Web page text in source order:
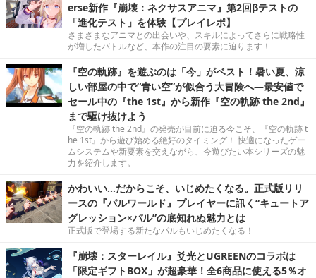
erse新作『崩壊：ネクサスアニマ』第2回βテストの
「進化テスト」を体験【プレイレポ】
さまざまなアニマとの出会いや、スキルによってさらに戦略性
が増したバトルなど、本作の注目の要素に迫ります！
『空の軌跡』を遊ぶのは「今」がベスト！暑い夏、涼
しい部屋の中で“青い空”が似合う大冒険へ―最安値で
セール中の『the 1st』から新作『空の軌跡 the 2nd』
まで駆け抜けよう
『空の軌跡 the 2nd』の発売が目前に迫る今こそ、『空の軌跡 t
he 1st』から遊び始める絶好のタイミング！ 快適になったゲー
ムシステムや新要素を交えながら、今遊びたい本シリーズの魅
力を紹介します。
かわいい…だからこそ、いじめたくなる。正式版リリ
ースの『パルワールド』プレイヤーに訊く“キュートア
グレッション×パル”の底知れぬ魅力とは
正式版で登場する新たなパルもいじめたくなる！
『崩壊：スターレイル』爻光とUGREENのコラボは
「限定ギフトBOX」が超豪華！全6商品に使える5％オ